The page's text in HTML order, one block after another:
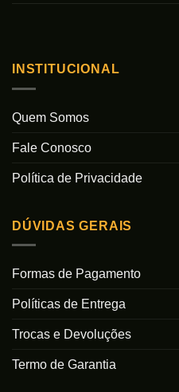
INSTITUCIONAL
Quem Somos
Fale Conosco
Política de Privacidade
DÚVIDAS GERAIS
Formas de Pagamento
Políticas de Entrega
Trocas e Devoluções
Termo de Garantia